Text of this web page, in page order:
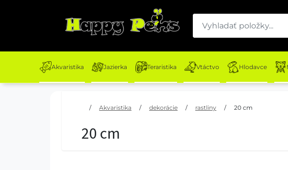
Akvaristika Jazierka Teraristika Vtáctvo Hlodavce
/ Akvaristika / dekorácie / rastliny / 20 cm
20 cm